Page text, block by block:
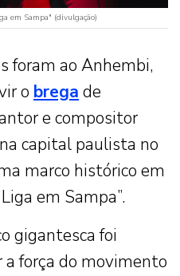
em Sampa" (divulgação)
foram ao Anhembi,
o brega de
e compositor
capital paulista no
marco histórico em
em Sampa”.
gigantesca foi
força do movimento